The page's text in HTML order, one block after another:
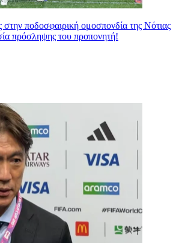
στην ποδοσφαιρική ομοσπονδία της Νότιας
πρόσληψης του προπονητή!